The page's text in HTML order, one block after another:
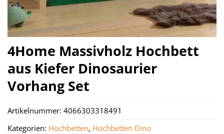
4Home Massivholz Hochbett
aus Kiefer Dinosaurier
Vorhang Set
Artikelnummer: 4066303318491
Kategorien: Hochbetten, Hochbetten Dino